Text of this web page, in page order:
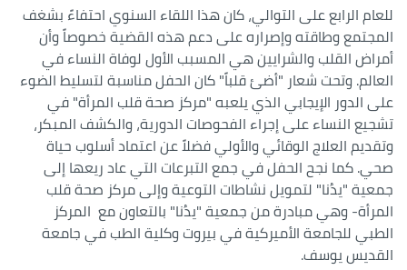
للعام الرابع على التوالي، كان هذا اللقاء السنوي احتفاءً بشغف
المجتمع وطاقته وإصراره على دعم هذه القضية خصوصاً وأن
أمراض القلب والشرايين هي المسبب الأول لوفاة النساء في
العالم. وتحت شعار "أضئ قلباً" كان الحفل مناسبة لتسليط الضوء
على الدور الإيجابي الذي يلعبه "مركز صحة قلب المرأة" في
تشجيع النساء على إجراء الفحوصات الدورية، والكشف المبكر،
وتقديم العلاج الوقائي والأولي فضلاً عن اعتماد أسلوب حياة
صحي. كما نجح الحفل في جمع التبرعات التي عاد ريعها إلى
جمعية "يدُنا" لتمويل نشاطات التوعية وإلى مركز صحة قلب
المرأة- وهي مبادرة من جمعية "يدُنا" بالتعاون مع المركز
الطبي للجامعة الأميركية في بيروت وكلية الطب في جامعة
القديس يوسف.